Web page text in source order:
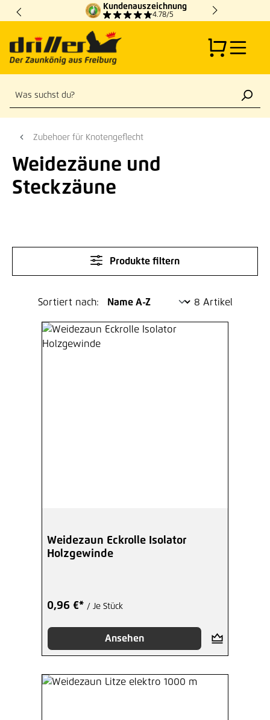
Zum Hauptinhalt springen
Kundenauszeichnung
4.78/5
Zubehoer für Knotengeflecht
Weidezäune und
Steckzäune
Produkte filtern
Sortiert nach: 8 Artikel
Weidezaun Eckrolle Isolator
Holzgewinde
0,96 €* / Je Stück
Ansehen